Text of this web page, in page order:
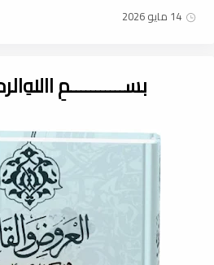
14 مايو 2026
بســـــــــــمِ